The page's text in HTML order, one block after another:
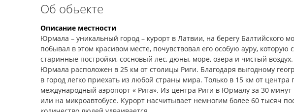
Об обьекте
Описание местности
Юрмала – уникальный город – курорт в Латвии, на берегу Балтийского
побывал в этом красивом месте, почувствовал его особую ауру, которую
старинные постройки, сосновый лес, дюны, море, озера и чистый
Юрмала расположен в 25 км от столицы Риги. Благодаря выгодному
в город легко приехать из любой страны мира. Только в 15 км от центра
международный аэропорт « Рига». Из центра Риги в Юрмалу за 30 минут
или на микроавтобусе. Курорт насчитывает немногим более 60 тысяч